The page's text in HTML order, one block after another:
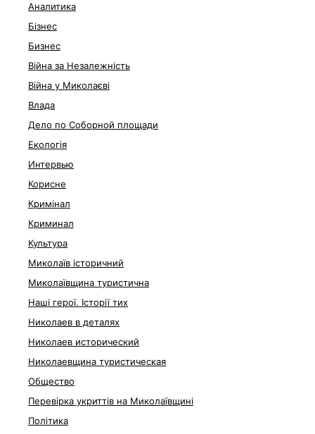
Аналитика
Бізнес
Бизнес
Війна за Незалежність
Війна у Миколаєві
Влада
Дело по Соборной площади
Екологія
Интервью
Корисне
Кримінал
Криминал
Культура
Миколаїв історичний
Миколаївщина туристична
Наші герої. Історії тих
Николаев в деталях
Николаев исторический
Николаевщина туристическая
Общество
Перевірка укриттів на Миколаївщині
Політика